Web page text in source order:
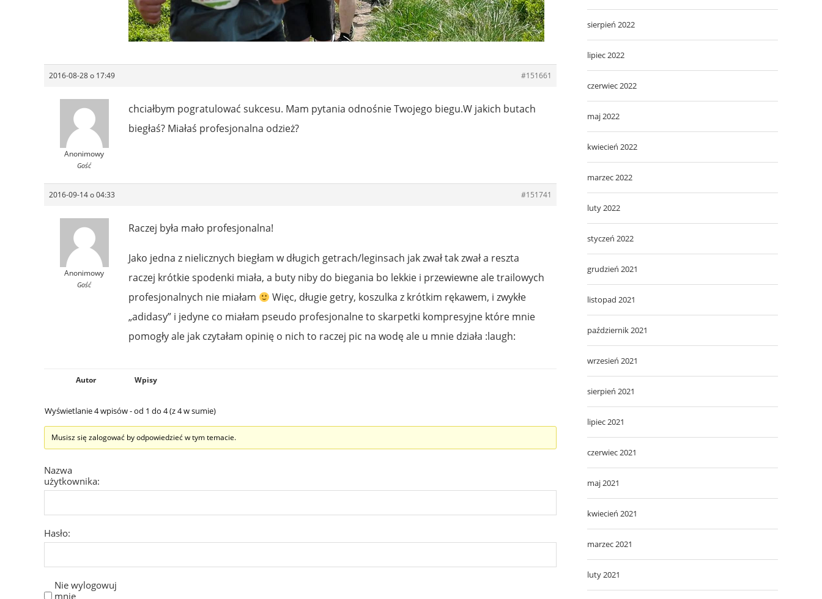
2016-08-28 o 17:49 #151661
Anonimowy
Gość
chciałbym pogratulować sukcesu. Mam pytania odnośnie Twojego biegu.W jakich butach
biegłaś? Miałaś profesjonalna odzież?
2016-09-14 o 04:33 #151741
Anonimowy
Gość
Raczej była mało profesjonalna!
Jako jedna z nielicznych biegłam w długich getrach/leginsach jak zwał tak zwał a reszta
raczej krótkie spodenki miała, a buty niby do biegania bo lekkie i przewiewne ale trailowych
profesjonalnych nie miałam
Więc, długie getry, koszulka z krótkim rękawem, i zwykłe
„adidasy” i jedyne co miałam pseudo profesjonalne to skarpetki kompresyjne które mnie
pomogły ale jak czytałam opinię o nich to raczej pic na wodę ale u mnie działa :laugh:
Autor Wpisy
Wyświetlanie 4 wpisów - od 1 do 4 (z 4 w sumie)
Musisz się zalogować by odpowiedzieć w tym temacie.
Nazwa
użytkownika:
Hasło:
Nie wylogowuj
mnie
sierpień 2022
lipiec 2022
czerwiec 2022
maj 2022
kwiecień 2022
marzec 2022
luty 2022
styczeń 2022
grudzień 2021
listopad 2021
październik 2021
wrzesień 2021
sierpień 2021
lipiec 2021
czerwiec 2021
maj 2021
kwiecień 2021
marzec 2021
luty 2021